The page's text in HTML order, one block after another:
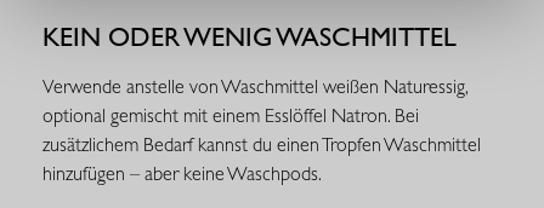
KEIN ODER WENIG WASCHMITTEL
Verwende anstelle von Waschmittel weißen Naturessig,
optional gemischt mit einem Esslöffel Natron. Bei
zusätzlichem Bedarf kannst du einen Tropfen Waschmittel
hinzufügen – aber keine Waschpods.